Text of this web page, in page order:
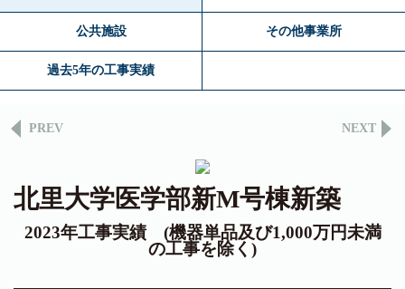
公共施設 その他事業所
過去5年の工事実績
PREV NEXT
北里大学医学部新M号棟新築
2023年工事実績 (機器単品及び1,000万円未満
の工事を除く)